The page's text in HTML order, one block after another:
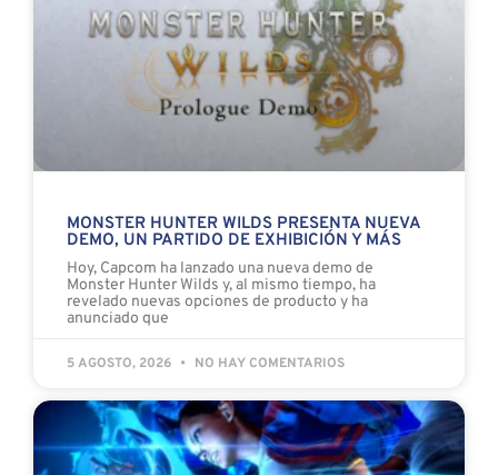
MONSTER HUNTER WILDS PRESENTA NUEVA
DEMO, UN PARTIDO DE EXHIBICIÓN Y MÁS
Hoy, Capcom ha lanzado una nueva demo de
Monster Hunter Wilds y, al mismo tiempo, ha
revelado nuevas opciones de producto y ha
anunciado que
5 AGOSTO, 2026 NO HAY COMENTARIOS